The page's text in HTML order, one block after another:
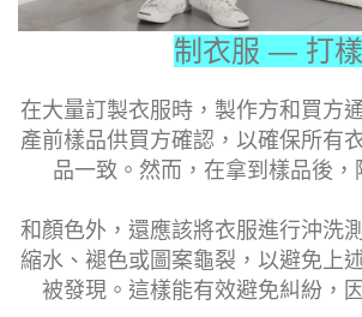
制衣服 — 打樣
在大量訂製衣服時，製作方和買方
產前樣品供買方確認，以確保所有
品一致。然而，在拿到樣品後，
和顏色外，還應該將衣服進行沖洗
縮水、褪色或圖案龜裂，以避免上
被發現。這樣能有效避免糾紛，